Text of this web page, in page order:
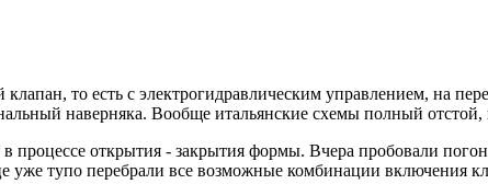
то есть с электрогидравлическим управлением, на
наверняка. Вообще итальянские схемы полный
в процессе открытия - закрытия формы. Вчера пробовали
уже тупо перебрали все возможные комбинации включения